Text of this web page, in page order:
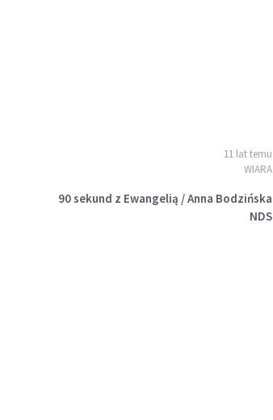
11 lat temu
WIARA
90 sekund z Ewangelią / Anna Bodzińska
NDS